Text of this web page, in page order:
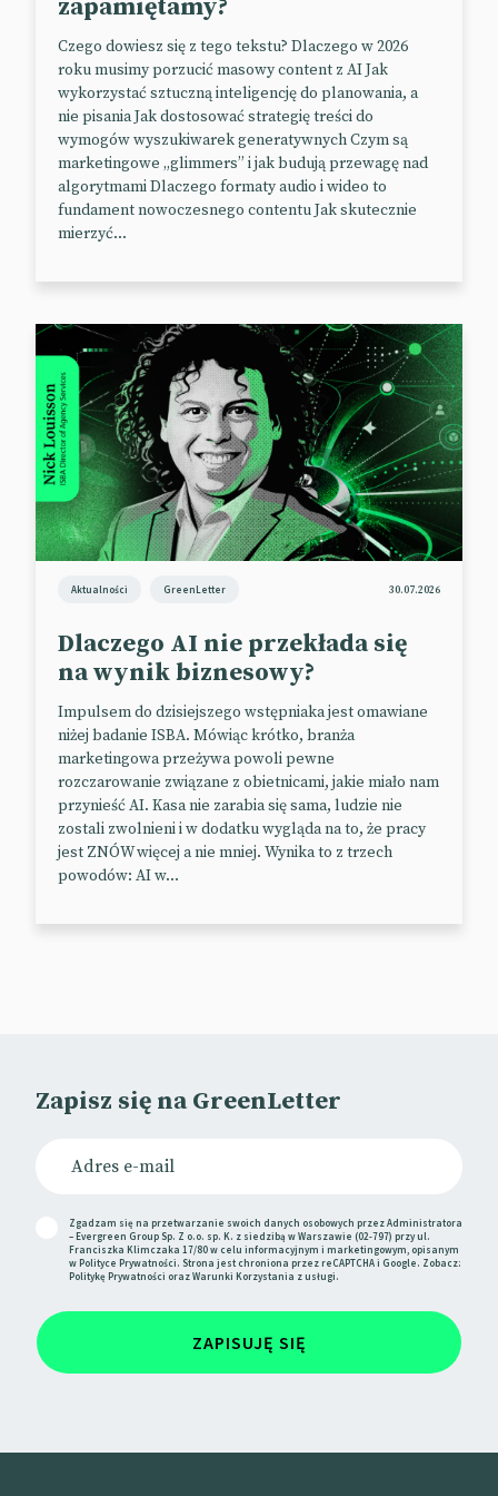
W trakcie mistrzostw trwających od 19 sierpnia do 9
września Williams zorganizuje specjalną lożę dla
influencerów w celu promocji swoich produktów i
budowania świadomości marki, która nawiązuje do
tenisa m.in. pod względem identyfikacji wizualnej.
Nowa kolekcja Williams upamiętnia również jej
pierwszy tytuł wielkoszlemowy zdobyty podczas US
Open w 1999 r.
Duo pragnie sławy
Najpopularniejsza aplikacja do nauki języków
obcych ponownie przenosi user experience do realu.
tymczasowy sklep w nowojorskim Soho.
Użytkownicy mogli zakupić w nim limitowaną edycję
produktów inspirowanych postacią słynnej sowy –
firmowego brand hero znanego również jako Duo. W
ofercie były m.in. jasnozielone Crocsy za 70 dolarów.
Nie obyło się bez gamifikacji. Warunkiem wejścia
serii zakończonych lekcji. W sklepie można było
atrapą noża podczas eventu zorganizowanego przez
celu. „Chcemy, by Duo stała się równie sławna, jak
Pikachu” – wyjaśniła Michelle Sharp, dyrektorka
marketingu w Duolingo, w rozmowie z serwisem
📰
📰X
zapamiętamy?
Czego dowiesz się z tego tekstu? Dlaczego w 2026
roku musimy porzucić masowy content z AI Jak
wykorzystać sztuczną inteligencję do planowania, a
nie pisania Jak dostosować strategię treści do
wymogów wyszukiwarek generatywnych Czym są
marketingowe „glimmers” i jak budują przewagę nad
algorytmami Dlaczego formaty audio i wideo to
fundament nowoczesnego contentu Jak skutecznie
mierzyć...
Aktualności GreenLetter 30.07.2026
Dlaczego AI nie przekłada się
na wynik biznesowy?
Impulsem do dzisiejszego wstępniaka jest omawiane
niżej badanie ISBA. Mówiąc krótko, branża
marketingowa przeżywa powoli pewne
rozczarowanie związane z obietnicami, jakie miało nam
przynieść AI. Kasa nie zarabia się sama, ludzie nie
zostali zwolnieni i w dodatku wygląda na to, że pracy
jest ZNÓW więcej a nie mniej. Wynika to z trzech
powodów: AI w...
Zapisz się na GreenLetter
Zgadzam się na przetwarzanie swoich danych osobowych przez Administratora
– Evergreen Group Sp. Z o.o. sp. K. z siedzibą w Warszawie (02-797) przy ul.
Franciszka Klimczaka 17/80 w celu informacyjnym i marketingowym, opisanym
wPolityce Prywatności. Strona jest chroniona przez reCAPTCHA i Google. Zobacz:
Politykę Prywatności orazWarunki Korzystania z usługi.
ZAPISUJĘ SIĘ